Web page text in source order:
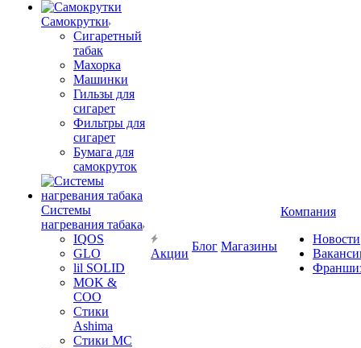
Самокрутки
Сигаретный
табак
Махорка
Машинки
Гильзы для
сигарет
Фильтры для
сигарет
Бумага для
самокруток
Системы
нагревания табака
IQOS
GLO
lil SOLID
MOK &
COO
Стики
Ashima
Стики MC
Акции
Блог Магазины
Компания
Новости